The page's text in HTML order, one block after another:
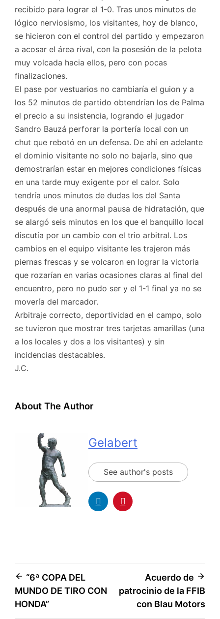
recibido para lograr el 1-0. Tras unos minutos de
lógico nerviosismo, los visitantes, hoy de blanco,
se hicieron con el control del partido y empezaron
a acosar el área rival, con la posesión de la pelota
muy volcada hacia ellos, pero con pocas
finalizaciones.
El pase por vestuarios no cambiaría el guion y a
los 52 minutos de partido obtendrían los de Palma
el precio a su insistencia, logrando el jugador
Sandro Bauzá perforar la portería local con un
chut que rebotó en un defensa. De ahí en adelante
el dominio visitante no solo no bajaría, sino que
demostrarían estar en mejores condiciones físicas
en una tarde muy exigente por el calor. Solo
tendría unos minutos de dudas los del Santa
después de una anormal pausa de hidratación, que
se alargó seis minutos en los que el banquillo local
discutía por un cambio con el trio arbitral. Los
cambios en el equipo visitante les trajeron más
piernas frescas y se volcaron en lograr la victoria
que rozarían en varias ocasiones claras al final del
encuentro, pero no pudo ser y el 1-1 final ya no se
movería del marcador.
Arbitraje correcto, deportividad en el campo, solo
se tuvieron que mostrar tres tarjetas amarillas (una
a los locales y dos a los visitantes) y sin
incidencias destacables.
J.C.
About The Author
Gelabert
See author's posts
“6ª COPA DEL
MUNDO DE TIRO CON
HONDA”
Acuerdo de
patrocinio de la FFIB
con Blau Motors